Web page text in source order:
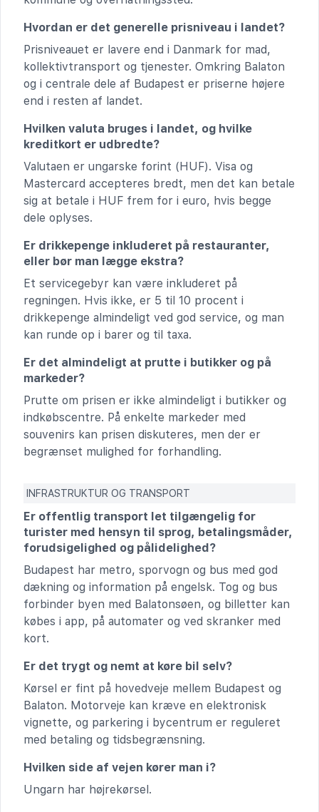
Hvordan er det generelle prisniveau i landet?
Prisniveauet er lavere end i Danmark for mad,
kollektivtransport og tjenester. Omkring Balaton
og i centrale dele af Budapest er priserne højere
end i resten af landet.
Hvilken valuta bruges i landet, og hvilke
kreditkort er udbredte?
Valutaen er ungarske forint (HUF). Visa og
Mastercard accepteres bredt, men det kan betale
sig at betale i HUF frem for i euro, hvis begge
dele oplyses.
Er drikkepenge inkluderet på restauranter,
eller bør man lægge ekstra?
Et servicegebyr kan være inkluderet på
regningen. Hvis ikke, er 5 til 10 procent i
drikkepenge almindeligt ved god service, og man
kan runde op i barer og til taxa.
Er det almindeligt at prutte i butikker og på
markeder?
Prutte om prisen er ikke almindeligt i butikker og
indkøbscentre. På enkelte markeder med
souvenirs kan prisen diskuteres, men der er
begrænset mulighed for forhandling.
INFRASTRUKTUR OG TRANSPORT
Er offentlig transport let tilgængelig for
turister med hensyn til sprog, betalingsmåder,
forudsigelighed og pålidelighed?
Budapest har metro, sporvogn og bus med god
dækning og information på engelsk. Tog og bus
forbinder byen med Balatonsøen, og billetter kan
købes i app, på automater og ved skranker med
kort.
Er det trygt og nemt at køre bil selv?
Kørsel er fint på hovedveje mellem Budapest og
Balaton. Motorveje kan kræve en elektronisk
vignette, og parkering i bycentrum er reguleret
med betaling og tidsbegrænsning.
Hvilken side af vejen kører man i?
Ungarn har højrekørsel.